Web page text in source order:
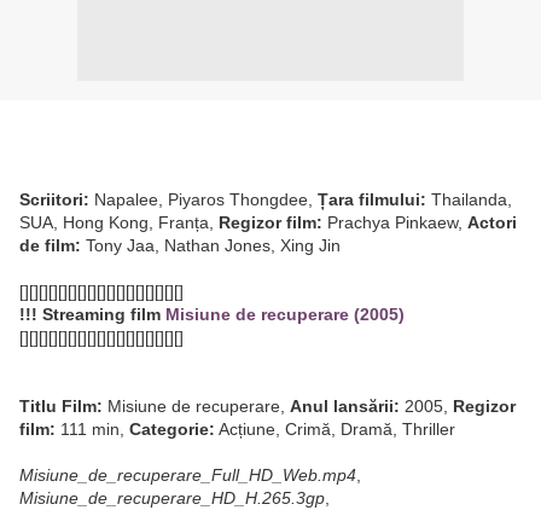
Scriitori: Napalee, Piyaros Thongdee, Țara filmului: Thailanda,
SUA, Hong Kong, Franța, Regizor film: Prachya Pinkaew, Actori
de film: Tony Jaa, Nathan Jones, Xing Jin
[][][][][][][][][][][][][][][][][]
!!! Streaming film Misiune de recuperare (2005)
[][][][][][][][][][][][][][][][][]
Titlu Film: Misiune de recuperare, Anul lansării: 2005, Regizor
film: 111 min, Categorie: Acțiune, Crimă, Dramă, Thriller
Misiune_de_recuperare_Full_HD_Web.mp4
Misiune_de_recuperare_HD_H.265.3gp